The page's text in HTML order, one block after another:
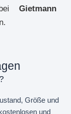
Gietmann
Größe und
und